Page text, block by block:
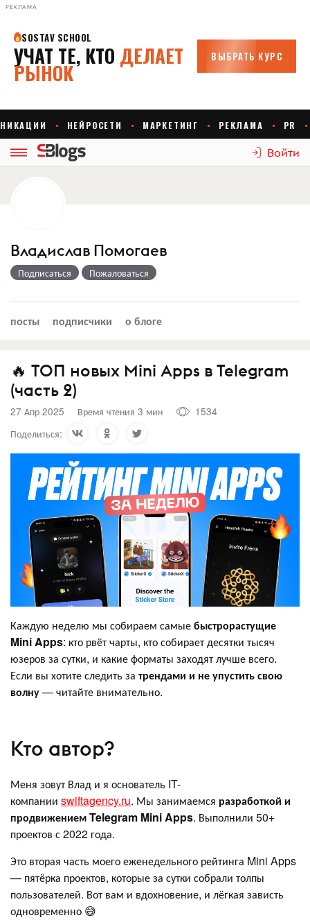
РЕКЛАМА
Войти
Владислав Помогаев
Подписаться Пожаловаться
посты подписчики о блоге
🔥 ТОП новых Mini Apps в Telegram
(часть 2)
27 Апр 2025 Время чтения 3 мин
1534
Поделиться:
Каждую неделю мы собираем самыебыстрорастущие
Mini Apps: кто рвёт чарты, кто собирает десятки тысяч
юзеров за сутки, и какие форматы заходят лучше всего.
Если вы хотите следить за трендами и не упустить свою
волну— читайте внимательно.
Кто автор?
Меня зовут Влад и я основатель IT-
компании swiftagency.ru. Мы занимаемся разработкой и
продвижением Telegram Mini Apps. Выполнили 50+
проектов с 2022 года.
Это вторая часть моего еженедельного рейтинга Mini Apps
— пятёрка проектов, которые за сутки собрали толпы
пользователей. Вот вам и вдохновение, и лёгкая зависть
одновременно 😅